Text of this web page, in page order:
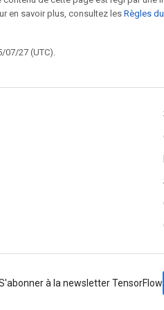
en savoir plus, consultez les Règles
07/27 (UTC).
à la newsletter TensorFlow